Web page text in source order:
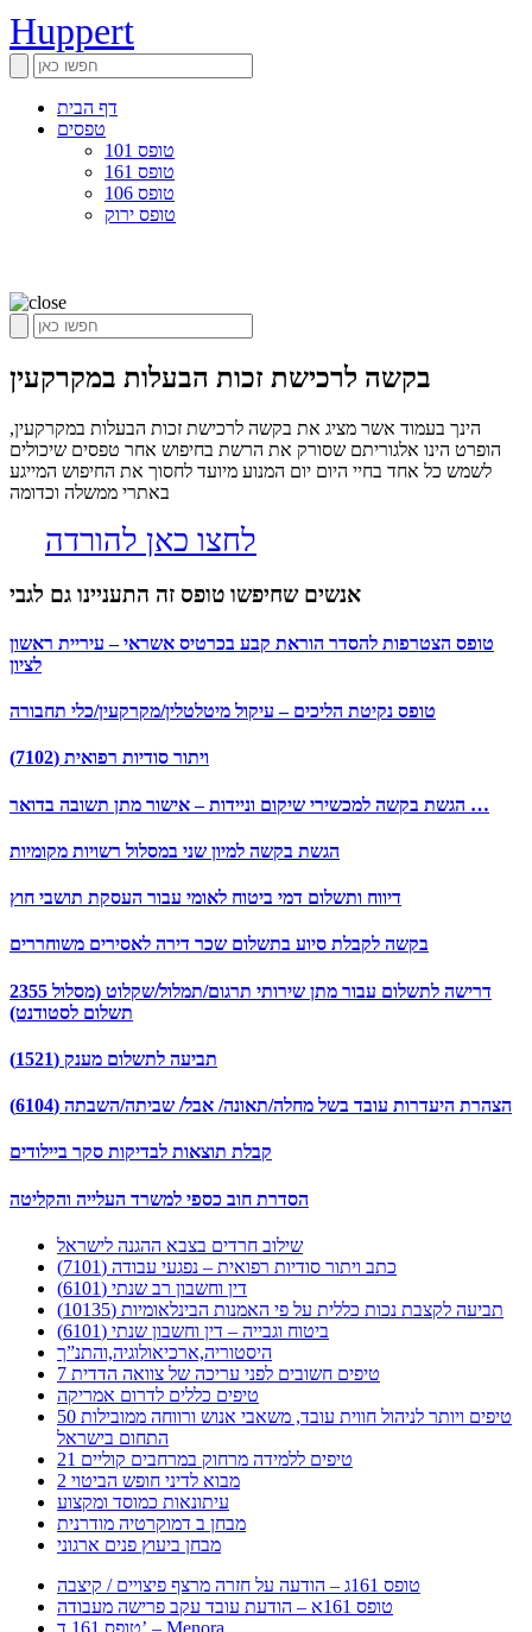
Huppert
דף הבית
טפסים
טופס 101
טופס 161
טופס 106
טופס ירוק
בקשה לרכישת זכות הבעלות במקרקעין
הינך בעמוד אשר מציג את בקשה לרכישת זכות הבעלות במקרקעין,
הופרט הינו אלגוריתם שסורק את הרשת בחיפוש אחר טפסים שיכולים
לשמש כל אחד בחיי היום יום המנוע מיועד לחסוך את החיפוש המייגע
באתרי ממשלה וכדומה
לחצו כאן להורדה
אנשים שחיפשו טופס זה התעניינו גם לגבי
טופס הצטרפות להסדר הוראת קבע בכרטיס אשראי – עיריית ראשון
לציון
טופס נקיטת הליכים – עיקול מיטלטלין/מקרקעין/כלי תחבורה
ויתור סודיות רפואית (7102)
הגשת בקשה למכשירי שיקום וניידות – אישור מתן תשובה בדואר …
הגשת בקשה למיון שני במסלול רשויות מקומיות
דיווח ותשלום דמי ביטוח לאומי עבור העסקת תושבי חוץ
בקשה לקבלת סיוע בתשלום שכר דירה לאסירים משוחררים
2355 דרישה לתשלום עבור מתן שירותי תרגום/תמלול/שקלוט (מסלול
תשלום לסטודנט)
תביעה לתשלום מענק (1521)
הצהרת היעדרות עובד בשל מחלה/תאונה/ אבל/ שביתה/השבתה (6104)
קבלת תוצאות לבדיקות סקר ביילודים
הסדרת חוב כספי למשרד העלייה והקליטה
שילוב חרדים בצבא ההגנה לישראל
כתב ויתור סודיות רפואית – נפגעי עבודה (7101)
דין וחשבון רב שנתי (6101)
תביעה לקצבת נכות כללית על פי האמנות הבינלאומיות (10135)
ביטוח וגבייה – דין וחשבון שנתי (6101)
היסטוריה,ארכיאולוגיה,והתנ”ך
7 טיפים חשובים לפני עריכה של צוואה הדדית
טיפים כללים לדרום אמריקה
50 טיפים ויותר לניהול חווית עובד, משאבי אנוש ורווחה ממובילות
התחום בישראל
21 טיפים ללמידה מרחוק במרחבים קוליים
מבוא לדיני חופש הביטוי 2
עיתונאות כמוסד ומקצוע
מבחן ב דמוקרטיה מודרנית
מבחן ביעוץ פנים ארגוני
טופס 161ג – הודעה על חזרה מרצף פיצויים / קיצבה
טופס 161א – הודעת עובד עקב פרישה מעבודה
טופס 161 ד’ – Menora